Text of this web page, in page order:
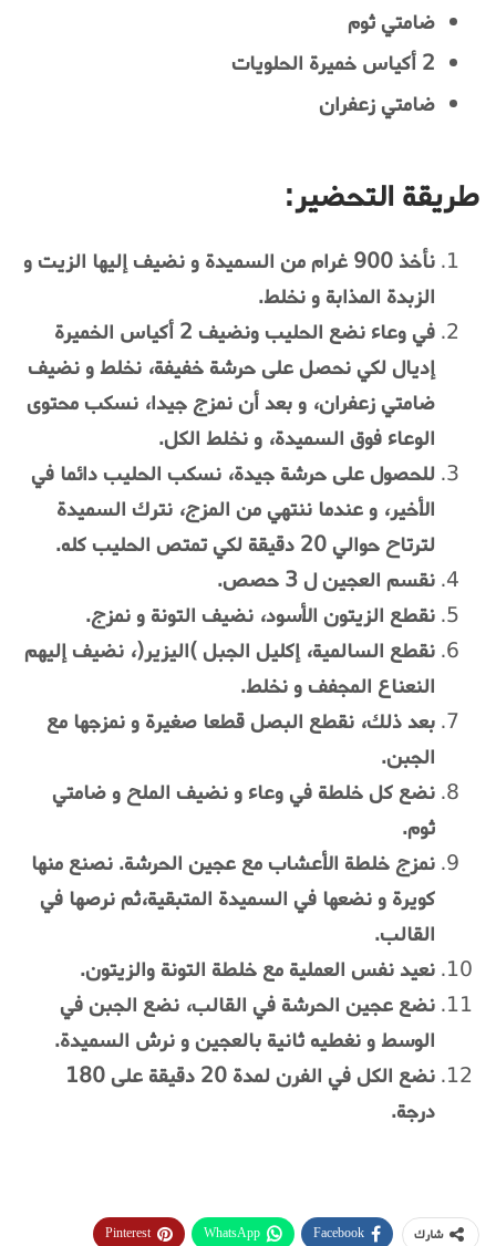
ضامتي ثوم
2 أكياس خميرة الحلويات
ضامتي زعفران
طريقة التحضير:
نأخذ 900 غرام من السميدة و نضيف إليها الزيت و
الزبدة المذابة و نخلط.
في وعاء نضع الحليب ونضيف 2 أكياس الخميرة
إديال لكي نحصل على حرشة خفيفة، نخلط و نضيف
ضامتي زعفران، و بعد أن نمزج جيدا، نسكب محتوى
الوعاء فوق السميدة، و نخلط الكل.
للحصول على حرشة جيدة، نسكب الحليب دائما في
الأخير، و عندما ننتهي من المزج، نترك السميدة
لترتاح حوالي 20 دقيقة لكي تمتص الحليب كله.
نقسم العجين ل 3 حصص.
نقطع الزيتون الأسود، نضيف التونة و نمزج.
نقطع السالمية، إكليل الجبل )اليزير(، نضيف إليهم
النعناع المجفف و نخلط.
بعد ذلك، نقطع البصل قطعا صغيرة و نمزجها مع
الجبن.
نضع كل خلطة في وعاء و نضيف الملح و ضامتي
ثوم.
نمزج خلطة الأعشاب مع عجين الحرشة. نصنع منها
كويرة و نضعها في السميدة المتبقية،ثم نرصها في
القالب.
نعيد نفس العملية مع خلطة التونة والزيتون.
نضع عجين الحرشة في القالب، نضع الجبن في
الوسط و نغطيه ثانية بالعجين و نرش السميدة.
نضع الكل في الفرن لمدة 20 دقيقة على 180
درجة.
شارك Facebook
WhatsApp
Pinterest